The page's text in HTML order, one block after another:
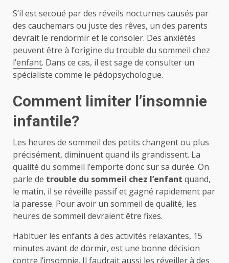
S’il est secoué par des réveils nocturnes causés par
des cauchemars ou juste des rêves, un des parents
devrait le rendormir et le consoler. Des anxiétés
peuvent être à l’origine du trouble du sommeil chez
l’enfant. Dans ce cas, il est sage de consulter un
spécialiste comme le pédopsychologue.
Comment limiter l’insomnie
infantile?
Les heures de sommeil des petits changent ou plus
précisément, diminuent quand ils grandissent. La
qualité du sommeil l’emporte donc sur sa durée. On
parle de trouble du sommeil chez l’enfant quand,
le matin, il se réveille passif et gagné rapidement par
la paresse. Pour avoir un sommeil de qualité, les
heures de sommeil devraient être fixes.
Habituer les enfants à des activités relaxantes, 15
minutes avant de dormir, est une bonne décision
contre l’insomnie. Il faudrait aussi les réveiller à des